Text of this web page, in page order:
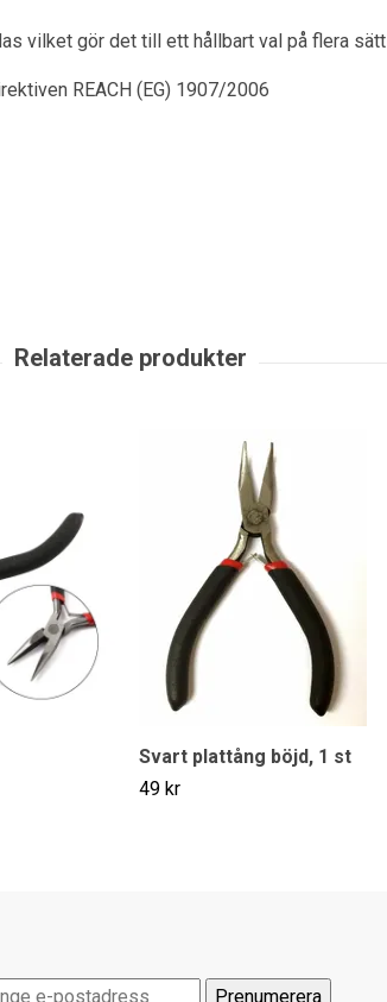
vilket gör det till ett hållbart val på flera sätt
REACH (EG) 1907/2006
Svart plattång böjd, 1 st
49 kr